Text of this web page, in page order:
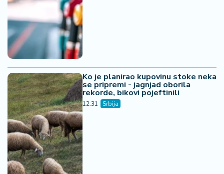
Ko je planirao kupovinu stoke neka
se pripremi - jagnjad oborila
rekorde, bikovi pojeftinili
12:31 Srbija